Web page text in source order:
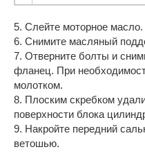
5. Слейте моторное масло.
6. Снимите масляный
7. Отверните болты и
фланец. При
молотком.
8. Плоским скребком
поверхности блока
9. Накройте передний
ветошью.